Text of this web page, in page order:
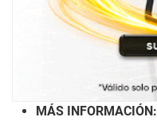
MÁS INFORMACIÓN: